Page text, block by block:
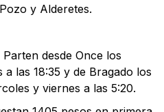
y Alderetes.
desde Once los
las 18:35 y de Bragado los
y viernes a las 5:20.